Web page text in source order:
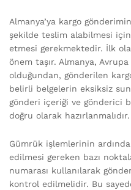
Almanya’ya kargo
şekilde teslim alabilmesi
etmesi gerekmektedir. İlk
önem taşır. Almanya,
olduğundan, gönderilen
belirli belgelerin eksiksiz
gönderi içeriği ve gönderici
doğru olarak hazırlanmalıdır.
Gümrük işlemlerinin
edilmesi gereken bazı
numarası kullanılarak
kontrol edilmelidir. Bu